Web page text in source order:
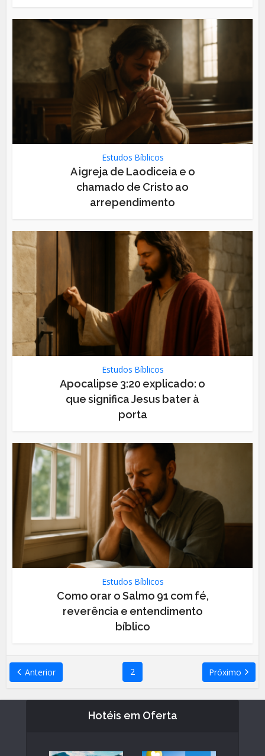
Estudos Bíblicos
A igreja de Laodiceia e o
chamado de Cristo ao
arrependimento
Estudos Bíblicos
Apocalipse 3:20 explicado: o
que significa Jesus bater à
porta
Estudos Bíblicos
Como orar o Salmo 91 com fé,
reverência e entendimento
bíblico
Anterior 2 Próximo
Hotéis em Oferta